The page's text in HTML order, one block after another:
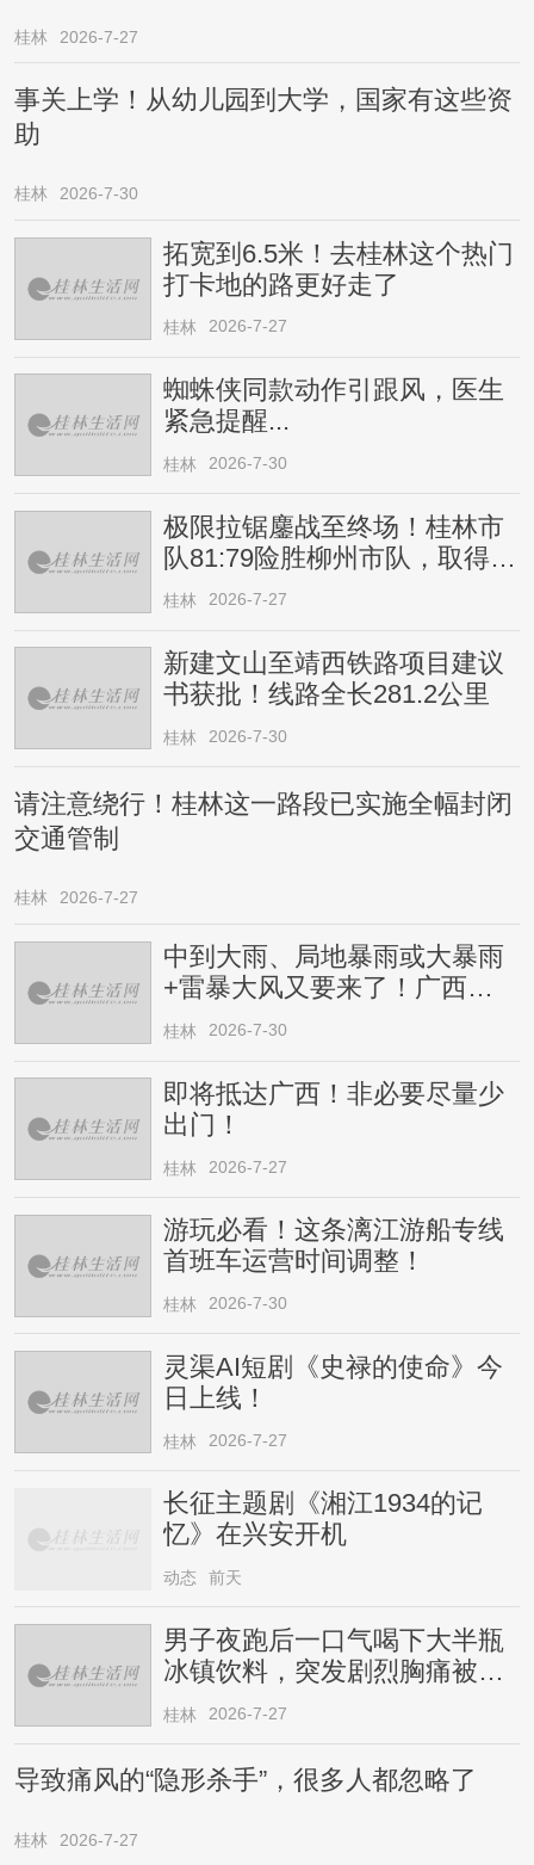
桂林 2026-7-27
事关上学！从幼儿园到大学，国家有这些资
助
桂林 2026-7-30
拓宽到6.5米！去桂林这个热门
打卡地的路更好走了
桂林 2026-7-27
蜘蛛侠同款动作引跟风，医生
紧急提醒...
桂林 2026-7-30
极限拉锯鏖战至终场！桂林市
队81:79险胜柳州市队，取得四
连胜
桂林 2026-7-27
新建文山至靖西铁路项目建议
书获批！线路全长281.2公里
桂林 2026-7-30
请注意绕行！桂林这一路段已实施全幅封闭
交通管制
桂林 2026-7-27
中到大雨、局地暴雨或大暴雨
+雷暴大风又要来了！广西人
请注意
桂林 2026-7-30
即将抵达广西！非必要尽量少
出门！
桂林 2026-7-27
游玩必看！这条漓江游船专线
首班车运营时间调整！
桂林 2026-7-30
灵渠AI短剧《史禄的使命》今
日上线！
桂林 2026-7-27
长征主题剧《湘江1934的记
忆》在兴安开机
动态 前天
男子夜跑后一口气喝下大半瓶
冰镇饮料，突发剧烈胸痛被送
医！医生提醒→
桂林 2026-7-27
导致痛风的“隐形杀手”，很多人都忽略了
桂林 2026-7-27